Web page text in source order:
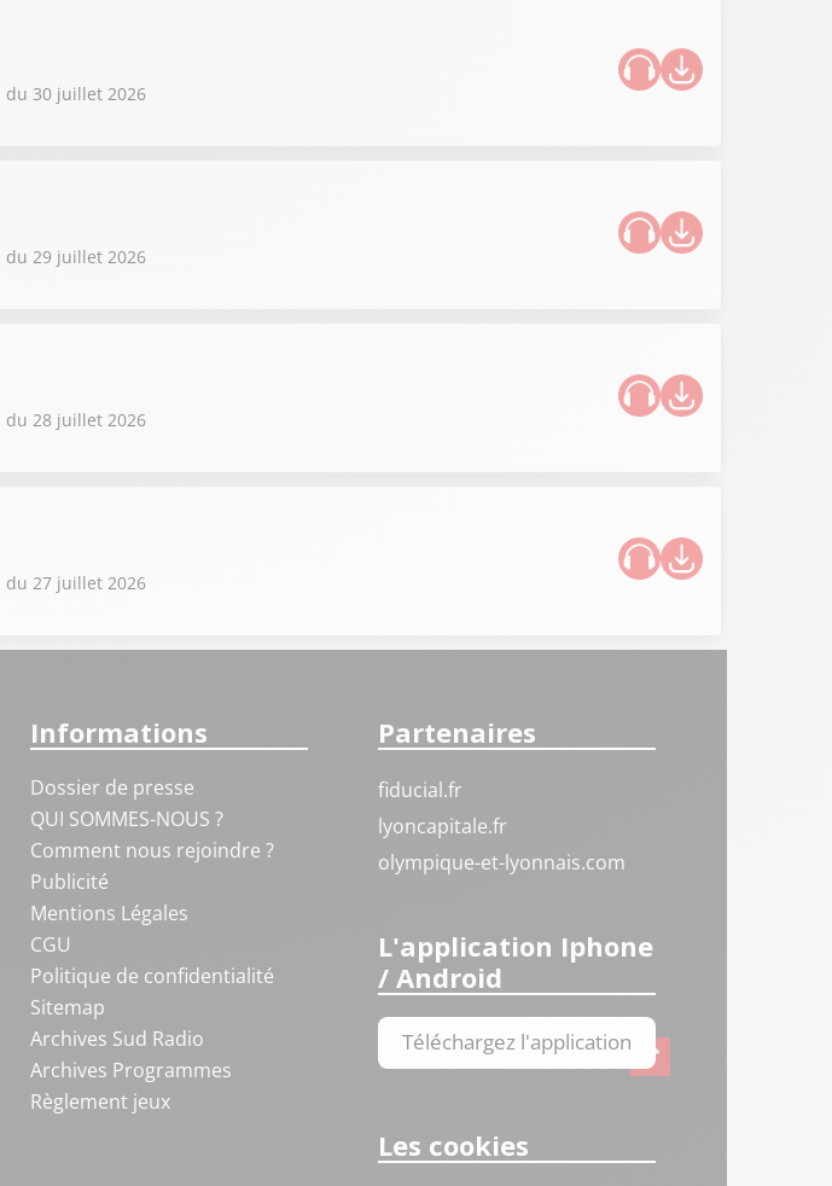
du 30 juillet 2026
du 29 juillet 2026
du 28 juillet 2026
du 27 juillet 2026
Informations
Dossier de presse
QUI SOMMES-NOUS ?
Comment nous rejoindre ?
Publicité
Mentions Légales
CGU
Politique de confidentialité
Sitemap
Archives Sud Radio
Archives Programmes
Règlement jeux
Partenaires
fiducial.fr
lyoncapitale.fr
olympique-et-lyonnais.com
L'application Iphone
/ Android
Téléchargez l'application
Les cookies